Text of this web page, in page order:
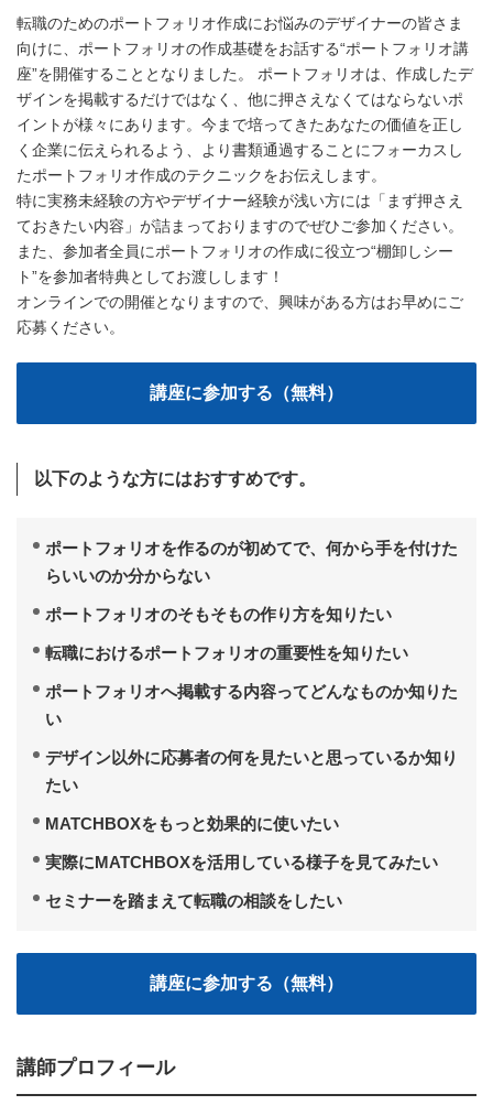
転職のためのポートフォリオ作成にお悩みのデザイナーの皆さま
向けに、ポートフォリオの作成基礎をお話する“ポートフォリオ講
座”を開催することとなりました。 ポートフォリオは、作成したデ
ザインを掲載するだけではなく、他に押さえなくてはならないポ
イントが様々にあります。今まで培ってきたあなたの価値を正し
く企業に伝えられるよう、より書類通過することにフォーカスし
たポートフォリオ作成のテクニックをお伝えします。
特に実務未経験の方やデザイナー経験が浅い方には「まず押さえ
ておきたい内容」が詰まっておりますのでぜひご参加ください。
また、参加者全員にポートフォリオの作成に役立つ“棚卸しシー
ト”を参加者特典としてお渡しします！
オンラインでの開催となりますので、興味がある方はお早めにご
応募ください。
以下のような方にはおすすめです。
ポートフォリオを作るのが初めてで、何から手を付けた
らいいのか分からない
ポートフォリオのそもそもの作り方を知りたい
転職におけるポートフォリオの重要性を知りたい
ポートフォリオへ掲載する内容ってどんなものか知りた
い
デザイン以外に応募者の何を見たいと思っているか知り
たい
MATCHBOXをもっと効果的に使いたい
実際にMATCHBOXを活用している様子を見てみたい
セミナーを踏まえて転職の相談をしたい
講師プロフィール